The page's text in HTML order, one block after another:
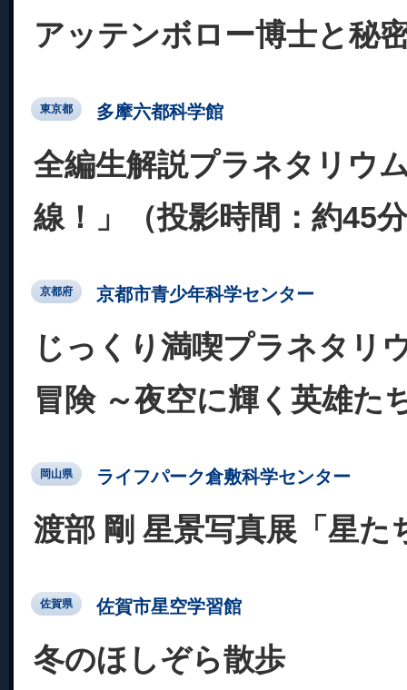
アッテンボロー博士と秘
東京都 多摩六都科学館
全編生解説プラネタリウ
線！」（投影時間：約45
京都府 京都市青少年科学センター
じっくり満喫プラネタリ
冒険 ～夜空に輝く英雄た
岡山県 ライフパーク倉敷科学センター
渡部 剛 星景写真展「星た
佐賀県 佐賀市星空学習館
冬のほしぞら散歩